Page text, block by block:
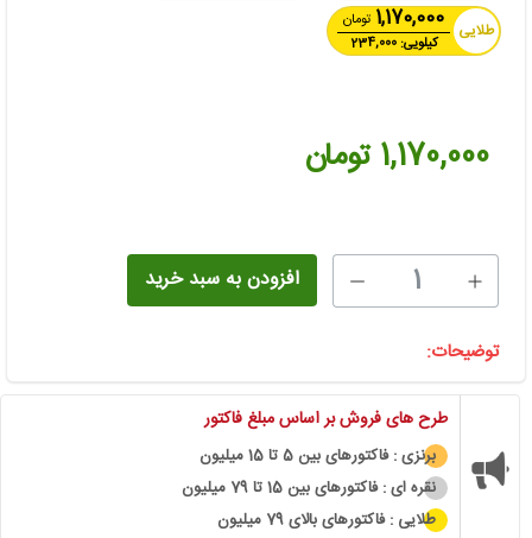
طلایی 1,170,000 تومان
کیلویی: 234,000
1,170,000 تومان
1 افزودن به سبد خرید
توضیحات:
طرح های فروش بر اساس مبلغ فاکتور
برنزی : فاکتورهای بین 5 تا 15 میلیون
نقره ای : فاکتورهای بین 15 تا 79 میلیون
طلایی : فاکتورهای بالای 79 میلیون